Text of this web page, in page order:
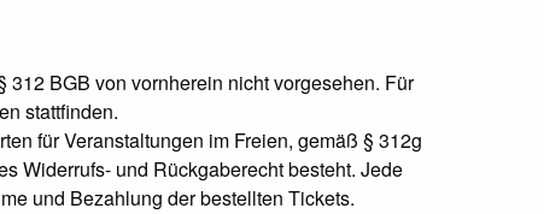
BGB von vornherein nicht vorgesehen. Für
stattfinden.
für Veranstaltungen im Freien, gemäß § 312g
Widerrufs- und Rückgaberecht besteht. Jede
und Bezahlung der bestellten Tickets.